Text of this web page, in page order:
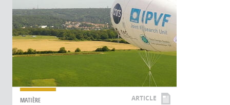
MATIÈRE ARTICLE